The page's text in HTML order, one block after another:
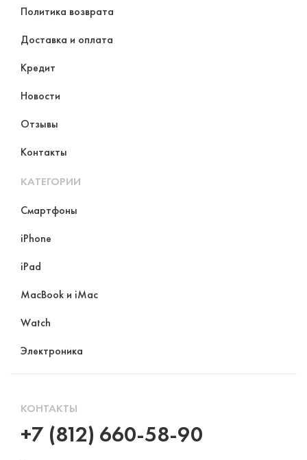
Политика возврата
Доставка и оплата
Кредит
Новости
Отзывы
Контакты
КАТЕГОРИИ
Смартфоны
iPhone
iPad
MacBook и iMac
Watch
Электроника
КОНТАКТЫ
+7 (812) 660-58-90